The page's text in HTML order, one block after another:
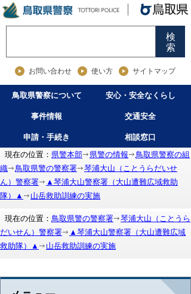
検
索
お問い合わせ 使い方 サイトマップ
鳥取県警察について 安心・安全なくらし
事件情報 交通安全
申請・手続き
相談窓口
現在の位置： 県警本部 県警の情報
鳥取県警察の組
織
鳥取県警の警察署
琴浦大山（ことうらだいせ
ん）警察署
▲琴浦大山警察署（大山遭難広域救助
隊）▲
山岳救助訓練の実施
現在の位置： 鳥取県警の警察署
琴浦大山（ことうら
だいせん）警察署
▲琴浦大山警察署（大山遭難広域
救助隊）▲
山岳救助訓練の実施